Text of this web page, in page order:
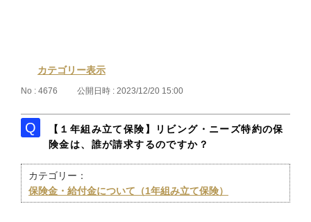
カテゴリー表示
No : 4676 公開日時 : 2023/12/20 15:00
【１年組み立て保険】リビング・ニーズ特約の保
険金は、誰が請求するのですか？
カテゴリー：
保険金・給付金について（1年組み立て保険）